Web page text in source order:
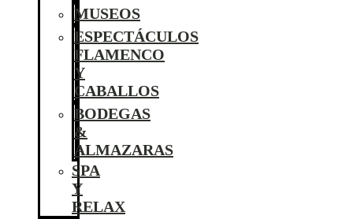
MUSEOS
ESPECTÁCULOS
FLAMENCO
Y
CABALLOS
BODEGAS
&
ALMAZARAS
SPA
Y
RELAX